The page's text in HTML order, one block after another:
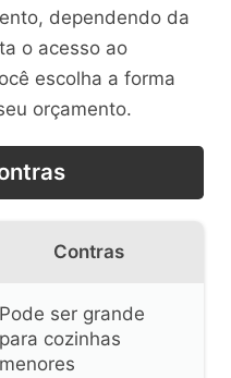
dependendo da
o acesso ao
escolha a forma
orçamento.
Contras
Pode ser grande
para cozinhas
menores